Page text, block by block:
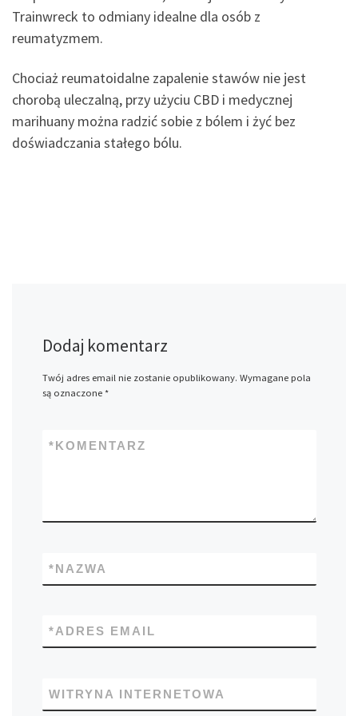
Trainwreck to odmiany idealne dla osób z
reumatyzmem.
Chociaż reumatoidalne zapalenie stawów nie jest
chorobą uleczalną, przy użyciu CBD i medycznej
marihuany można radzić sobie z bólem i żyć bez
doświadczania stałego bólu.
Dodaj komentarz
Twój adres email nie zostanie opublikowany. Wymagane pola
są oznaczone *
KOMENTARZ
*
NAZWA
*
ADRES EMAIL
*
WITRYNA INTERNETOWA